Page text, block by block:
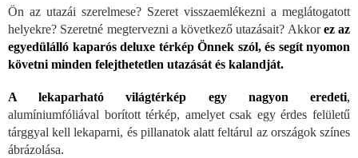
Ön az utazái szerelmese? Szeret visszaemlékezni a meglátogatott
helyekre? Szeretné megtervezni a következő utazásait? Akkorez az
egyedülálló kaparós deluxe térkép Önnek szól, és segít nyomon
követni minden felejthetetlen utazását és kalandját.
A lekaparható világtérkép egy nagyon eredeti,
alumíniumfóliával borított térkép, amelyet csak egy érdes felületű
tárggyal kell lekaparni, és pillanatok alatt feltárul az országok színes
ábrázolása.